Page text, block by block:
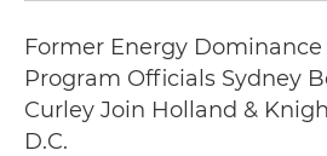
Former Energy
Program Officials Sydney
Curley Join Holland &
D.C.